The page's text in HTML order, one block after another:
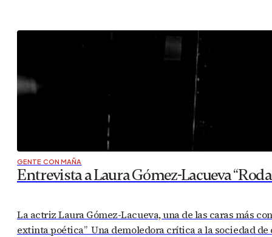
GENTE CON MAÑA
Entrevista a Laura Gómez-Lacueva
La actriz Laura Gómez-Lacueva, una de las caras más
extinta poética” Una demoledora crítica a la sociedad